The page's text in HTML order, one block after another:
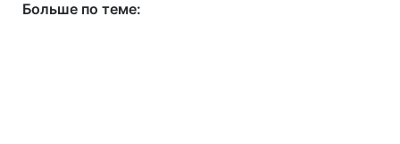
Больше по теме: